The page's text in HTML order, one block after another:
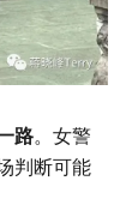
路。女警
判断可能